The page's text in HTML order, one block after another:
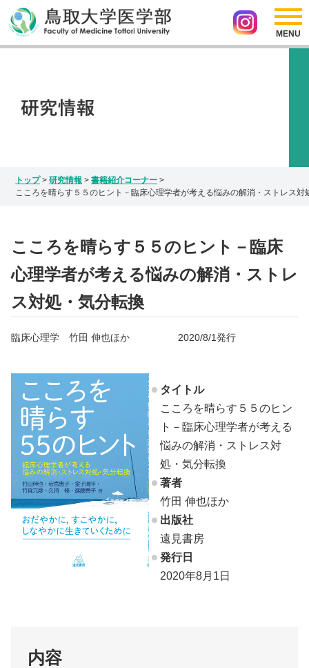
お問い合わせ
トップ > 研究情報 > 書籍紹介コーナー >
こころを晴らす５５のヒント－臨床心理学者が考える悩みの解消・ストレス対
こころを晴らす５５のヒント－臨床
心理学者が考える悩みの解消・ストレ
ス対処・気分転換
臨床心理学 竹田 伸也ほか 2020/8/1発行
タイトル
こころを晴らす５５のヒン
ト－臨床心理学者が考える
悩みの解消・ストレス対
処・気分転換
著者
竹田 伸也ほか
出版社
遠見書房
発行日
2020年8月1日
内容